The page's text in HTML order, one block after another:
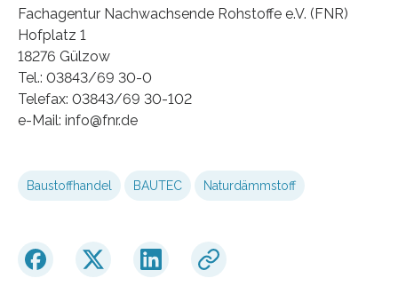
Fachagentur Nachwachsende Rohstoffe e.V. (FNR)
Hofplatz 1
18276 Gülzow
Tel.: 03843/69 30-0
Telefax: 03843/69 30-102
e-Mail: info@fnr.de
Baustoffhandel BAUTEC Naturdämmstoff